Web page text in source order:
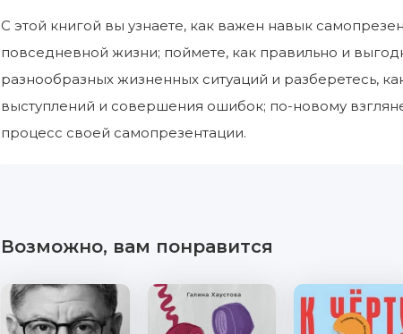
С этой книгой вы узнаете, как важен навык
повседневной жизни; поймете, как правильно и
разнообразных жизненных ситуаций и разберетесь,
выступлений и совершения ошибок; по-новому
процесс своей самопрезентации.
Возможно, вам понравится